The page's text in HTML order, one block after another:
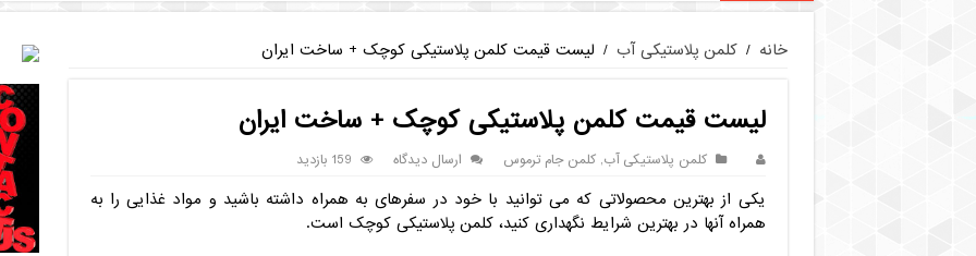
خانه / کلمن پلاستیکی آب / لیست قیمت کلمن پلاستیکی کوچک + ساخت ایران
لیست قیمت کلمن پلاستیکی کوچک + ساخت ایران
کلمن پلاستیکی آب,کلمن جام ترموس ارسال دیدگاه 159 بازدید
یکی از بهترین محصولاتی که می توانید با خود در سفرهای به همراه داشته باشید و مواد غذایی را به
همراه آنها در بهترین شرایط نگهداری کنید، کلمن پلاستیکی کوچک است.